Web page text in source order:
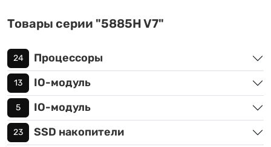
Товары серии "5885H V7"
24 Процессоры
13 IO-модуль
5 IO-модуль
23 SSD накопители